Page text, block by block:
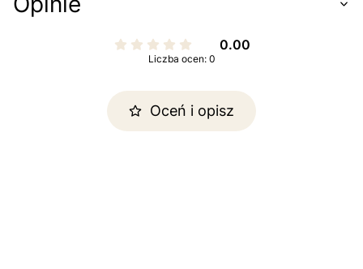
0.00
Liczba ocen: 0
Oceń i opisz